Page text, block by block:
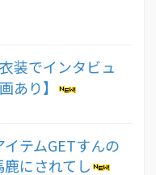
装でインタビュ
あり】
テムGETすんの
にされてし